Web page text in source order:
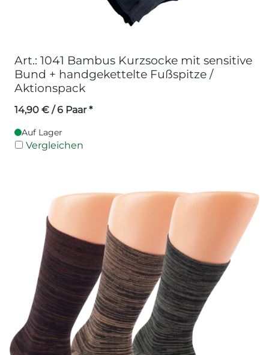
Art.: 1041 Bambus Kurzsocke mit sensitive
Bund + handgekettelte Fußspitze /
Aktionspack
14,90 € / 6 Paar *
Auf Lager
Vergleichen